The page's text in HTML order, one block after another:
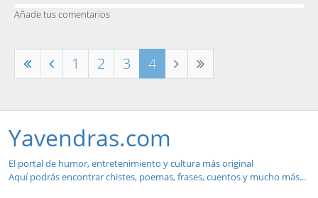
Añade tus comentarios
1 2 3 4
Yavendras.com
El portal de humor, entretenimiento y cultura más original
Aquí podrás encontrar chistes, poemas, frases, cuentos y mucho más...